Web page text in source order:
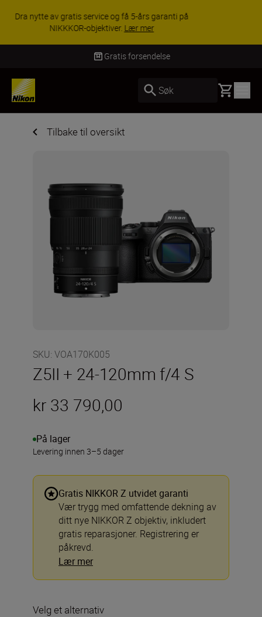
ACCESSORY SAVINGS | Få 15 % rabatt på
utvalgt tilbehør, gjør fotoutstyret komplett i dag.
KJØP NÅ
Gratis forsendelse
Søk Basket
Tilbake til oversikt
SKU: VOA170K005
Z5II + 24-120mm f/4 S
kr 33 790,00
På lager
Levering innen 3–5 dager
Gratis NIKKOR Z utvidet garanti
Vær trygg med omfattende dekning av
ditt nye NIKKOR Z objektiv, inkludert
gratis reparasjoner. Registrering er
påkrevd.
Lær mer
Velg et alternativ